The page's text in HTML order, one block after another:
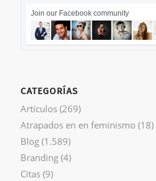
Join our Facebook community
CATEGORÍAS
Artículos(269)
Atrapados en en feminismo (18)
Blog(1.589)
Branding(4)
Citas(9)